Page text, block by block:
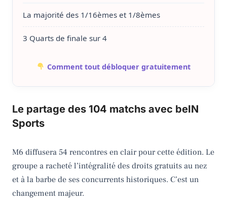
La majorité des 1/16èmes et 1/8èmes
3 Quarts de finale sur 4
Comment tout débloquer gratuitement
Le partage des 104 matchs avec beIN
Sports
M6 diffusera 54 rencontres en clair pour cette édition. Le
groupe a racheté l’intégralité des droits gratuits au nez
et à la barbe de ses concurrents historiques. C’est un
changement majeur.